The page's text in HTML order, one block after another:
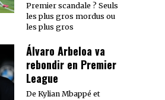
Premier scandale ? Seuls
les plus gros mordus ou
les plus gros
Álvaro Arbeloa va
rebondir en Premier
League
De Kylian Mbappé et